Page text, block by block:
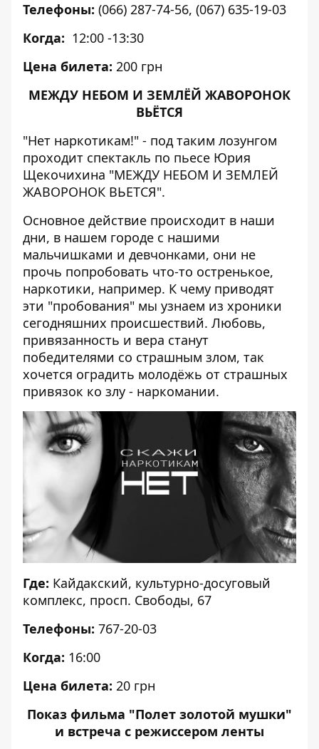
Телефоны: (066) 287-74-56, (067) 635-19-03
Когда: 12:00 -13:30
Цена билета: 200 грн
МЕЖДУ НЕБОМ И ЗЕМЛЁЙ ЖАВОРОНОК
ВЬЁТСЯ
"Нет наркотикам!" - под таким лозунгом
проходит спектакль по пьесе Юрия
Щекочихина "МЕЖДУ НЕБОМ И ЗЕМЛЕЙ
ЖАВОРОНОК ВЬЕТСЯ".
Основное действие происходит в наши
дни, в нашем городе с нашими
мальчишками и девчонками, они не
прочь попробовать что-то остренькое,
наркотики, например. К чему приводят
эти "пробования" мы узнаем из хроники
сегодняшних происшествий. Любовь,
привязанность и вера станут
победителями со страшным злом, так
хочется оградить молодёжь от страшных
привязок ко злу - наркомании.
Где: Кайдакский, культурно-досуговый
комплекс, просп. Свободы, 67
Телефоны: 767-20-03
Когда: 16:00
Цена билета: 20 грн
Показ фильма "Полет золотой мушки"
и встреча с режиссером ленты